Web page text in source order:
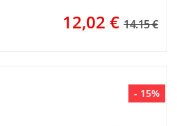
12,02 € 14.15 €
- 15%